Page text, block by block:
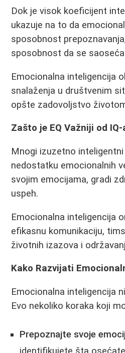
Dok je visok koeficijent
ukazuje na to da
sposobnost
sposobnost da se
Emocionalna inteligencija
snalaženja u društvenim
opšte zadovoljstvo
Zašto je EQ Važniji od IQ-
Mnogi izuzetno
nedostatku emocionalnih
svojim emocijama, gradi
uspeh.
Emocionalna inteligencija
efikasnu komunikaciju,
životnih izazova i
Kako Razvijati
Emocionalna inteligencija
Evo nekoliko koraka koji
Prepoznajte svoje